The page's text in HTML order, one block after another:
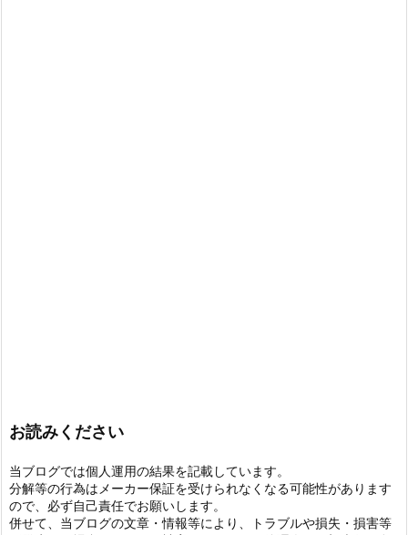
お読みください
当ブログでは個人運用の結果を記載しています。
分解等の行為はメーカー保証を受けられなくなる可能性があります
ので、必ず自己責任でお願いします。
併せて、当ブログの文章・情報等により、トラブルや損失・損害等